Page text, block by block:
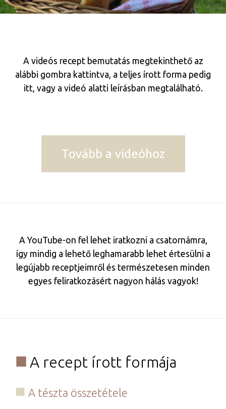
A videós recept bemutatás megtekinthető az
alábbi gombra kattintva, a teljes írott forma pedig
itt, vagy a videó alatti leírásban megtalálható.
Tovább a videóhoz
A YouTube-on fel lehet iratkozni a csatornámra,
így mindig a lehető leghamarabb lehet értesülni a
legújabb receptjeimről és természetesen minden
egyes feliratkozásért nagyon hálás vagyok!
A recept írott formája
A tészta összetétele